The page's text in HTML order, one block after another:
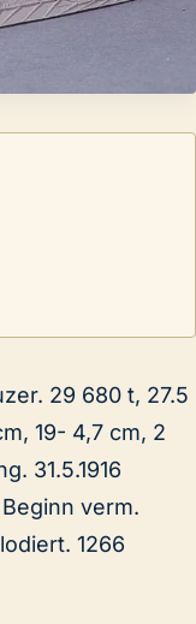
29 680 t, 27.5
19- 4,7 cm, 2
31.5.1916
verm.
1266